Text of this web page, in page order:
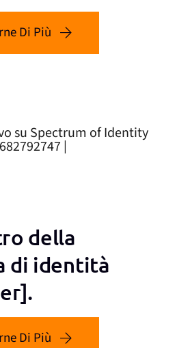
Di Più
della
di identità
Di Più